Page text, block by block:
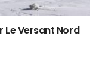
Le Versant Nord